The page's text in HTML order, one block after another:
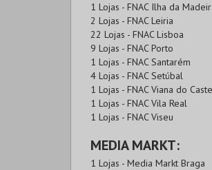
1 Lojas - FNAC Ilha da
2 Lojas - FNAC Leiria
22 Lojas - FNAC Lisboa
9 Lojas - FNAC Porto
1 Lojas - FNAC Santarém
4 Lojas - FNAC Setúbal
1 Lojas - FNAC Viana do
1 Lojas - FNAC Vila Real
1 Lojas - FNAC Viseu
MEDIA MARKT:
1 Lojas - Media Markt Braga